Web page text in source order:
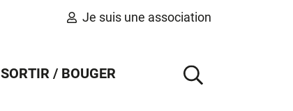
Je suis une association
SORTIR / BOUGER
AFFICHER